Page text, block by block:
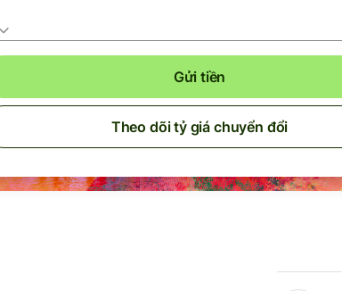
Gửi tiền
Theo dõi tỷ giá chuyển đổi